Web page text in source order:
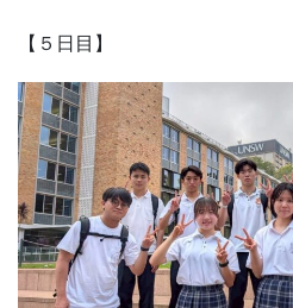
【５日目】